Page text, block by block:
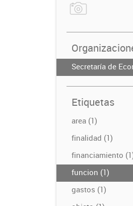
Secretaría de
Etiquetas
area (1)
finalidad (1)
financiamiento
funcion (1)
gastos (1)